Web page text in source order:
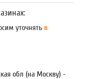
уточнять в
обл (на Москву) -